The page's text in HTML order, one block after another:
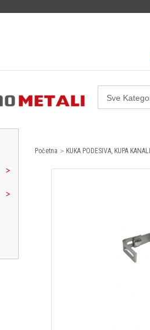
Sve
Početna KUKA PODESIVA, KUPA